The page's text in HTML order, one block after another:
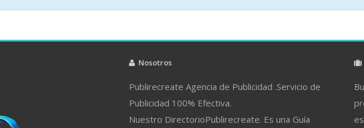
Nosotros
Publirecreate Agencia de Publicidad .Servicio de
Publicidad 100% Efectiva.
Nuestro DirectorioPublirecreate. Es una Guía